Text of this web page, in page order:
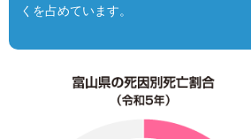
くを占めています。